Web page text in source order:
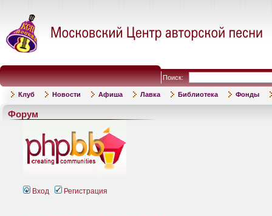
Поиск:
Клуб Новости Афиша Лавка Библиотека Фонды
Форум
Вход Регистрация